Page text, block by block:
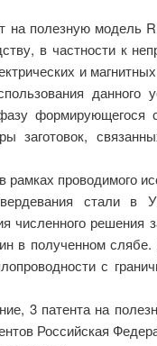
полезную модель
в частности к
и
данного
заготовок,
проводимого
стали в
численного
в полученном
с
3 патента на
Российская